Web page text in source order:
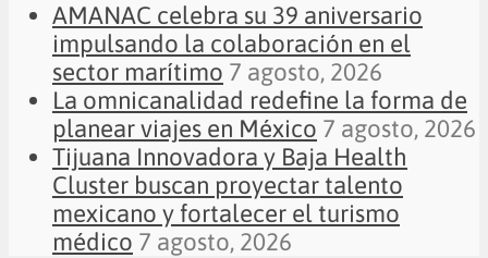
AMANAC celebra su 39 aniversario
impulsando la colaboración en el
sector marítimo 7 agosto, 2026
La omnicanalidad redefine la forma de
planear viajes en México 7 agosto, 2026
Tijuana Innovadora y Baja Health
Cluster buscan proyectar talento
mexicano y fortalecer el turismo
médico 7 agosto, 2026